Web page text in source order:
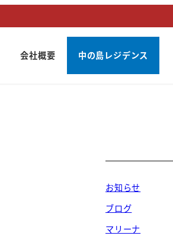
会社概要 中の島レジデンス
お知らせ
ブログ
マリーナ